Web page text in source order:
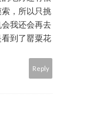
，所以只挑
我还会再去
到了罂粟花
Reply